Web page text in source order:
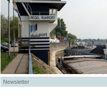
Newsletter